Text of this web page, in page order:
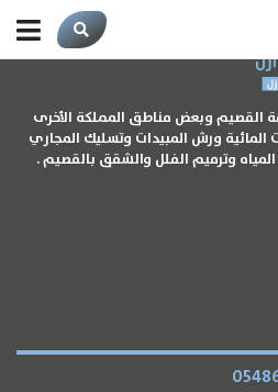
القصيم وبعض مناطق المملكة الأخرى
ورش المبيدات وتسليك المجاري
وترميم الفلل والشقق بالقصيم .
الرئيسية